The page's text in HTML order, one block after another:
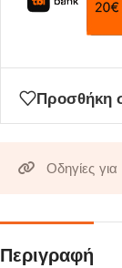
να
αναμονής
αυτό
Προσθήκη
Οδηγίες
Περιγραφή